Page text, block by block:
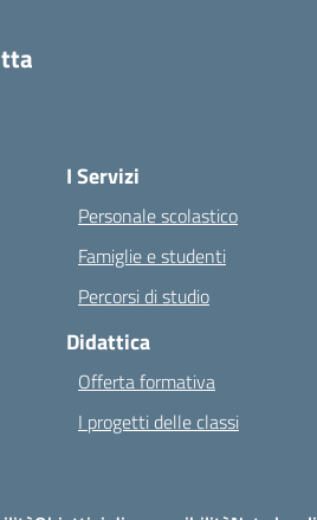
I Servizi
Personale scolastico
Famiglie e studenti
Percorsi di studio
Didattica
Offerta formativa
I progetti delle classi